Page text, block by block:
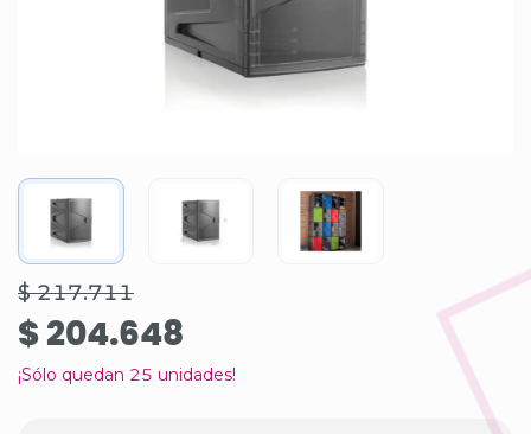
¡Sólo quedan 25 unidades!
$ 217.711
$ 204.648